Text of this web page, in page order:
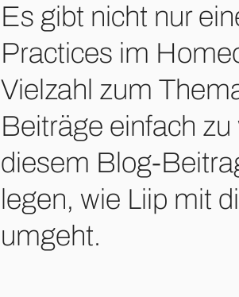
Es gibt nicht nur
Practices im
Vielzahl zum
Beiträge einfach
diesem Blog-
legen, wie Liip mit
umgeht.